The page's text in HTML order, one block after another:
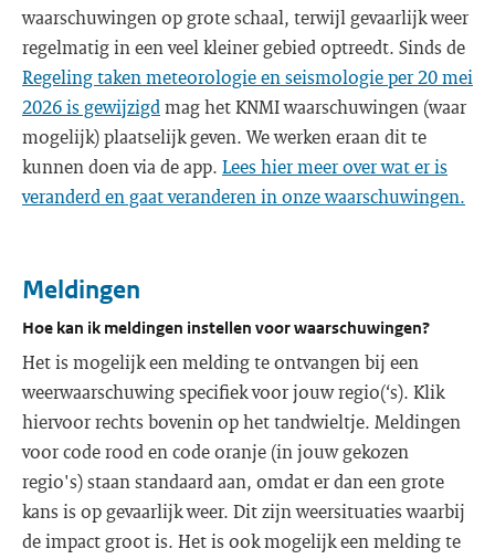
waarschuwingen op grote schaal, terwijl gevaarlijk weer
regelmatig in een veel kleiner gebied optreedt. Sinds de
Regeling taken meteorologie en seismologie per 20 mei
2026 is gewijzigd mag het KNMI waarschuwingen (waar
mogelijk) plaatselijk geven. We werken eraan dit te
kunnen doen via de app. Lees hier meer over wat er is
veranderd en gaat veranderen in onze waarschuwingen.
Meldingen
Hoe kan ik meldingen instellen voor waarschuwingen?
Het is mogelijk een melding te ontvangen bij een
weerwaarschuwing specifiek voor jouw regio(‘s). Klik
hiervoor rechts bovenin op het tandwieltje. Meldingen
voor code rood en code oranje (in jouw gekozen
regio's) staan standaard aan, omdat er dan een grote
kans is op gevaarlijk weer. Dit zijn weersituaties waarbij
de impact groot is. Het is ook mogelijk een melding te